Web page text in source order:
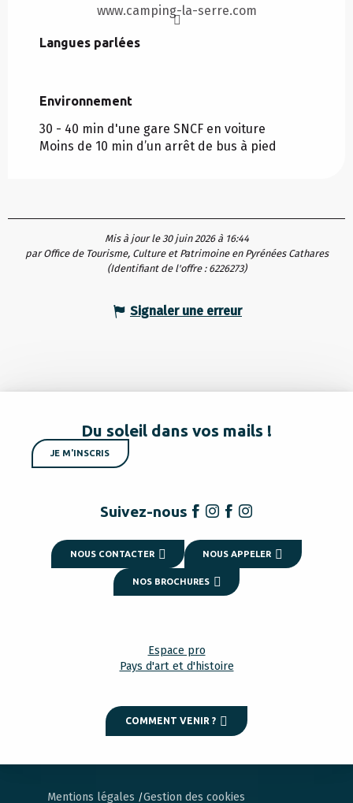
www.camping-la-serre.com
Langues parlées
Langues parlées
Environnement
Environnement
30 - 40 min d'une gare SNCF en voiture
Moins de 10 min d’un arrêt de bus à pied
Mis à jour le 30 juin 2026 à 16:44
par Office de Tourisme, Culture et Patrimoine en Pyrénées Cathares
(Identifiant de l'offre : 6226273)
Signaler une erreur
Du soleil dans vos mails !
JE M'INSCRIS
Suivez-nous
NOUS CONTACTER NOUS APPELER
NOS BROCHURES
Espace pro
Pays d'art et d'histoire
COMMENT VENIR ?
Mentions légales Gestion des cookies